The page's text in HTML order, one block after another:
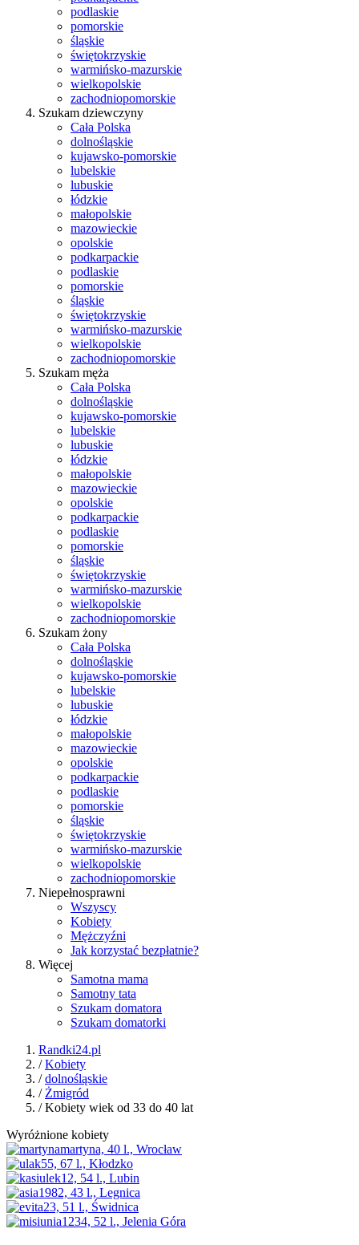
podlaskie
pomorskie
śląskie
świętokrzyskie
warmińsko-mazurskie
wielkopolskie
zachodniopomorskie
Szukam dziewczyny
Cała Polska
dolnośląskie
kujawsko-pomorskie
lubelskie
lubuskie
łódzkie
małopolskie
mazowieckie
opolskie
podkarpackie
podlaskie
pomorskie
śląskie
świętokrzyskie
warmińsko-mazurskie
wielkopolskie
zachodniopomorskie
Szukam męża
Cała Polska
dolnośląskie
kujawsko-pomorskie
lubelskie
lubuskie
łódzkie
małopolskie
mazowieckie
opolskie
podkarpackie
podlaskie
pomorskie
śląskie
świętokrzyskie
warmińsko-mazurskie
wielkopolskie
zachodniopomorskie
Szukam żony
Cała Polska
dolnośląskie
kujawsko-pomorskie
lubelskie
lubuskie
łódzkie
małopolskie
mazowieckie
opolskie
podkarpackie
podlaskie
pomorskie
śląskie
świętokrzyskie
warmińsko-mazurskie
wielkopolskie
zachodniopomorskie
Niepełnosprawni
Wszyscy
Kobiety
Mężczyźni
Jak korzystać bezpłatnie?
Więcej
Samotna mama
Samotny tata
Szukam domatora
Szukam domatorki
Randki24.pl
/Kobiety
/dolnośląskie
/ Żmigród
/ Kobiety wiek od 33 do 40 lat
Wyróżnione kobiety